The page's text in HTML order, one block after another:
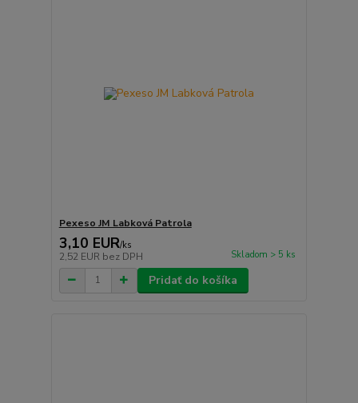
Pexeso JM Labková Patrola
3,10 EUR/ks
2,52 EUR bez DPH Skladom > 5 ks
Pridať do košíka